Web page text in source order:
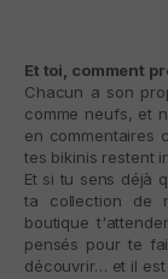
Et toi, comment
Chacun a son
comme neufs, et
en commentaires
tes bikinis restent
Et si tu sens déjà
ta collection de
boutique
pensés pour te
découvrir… et il